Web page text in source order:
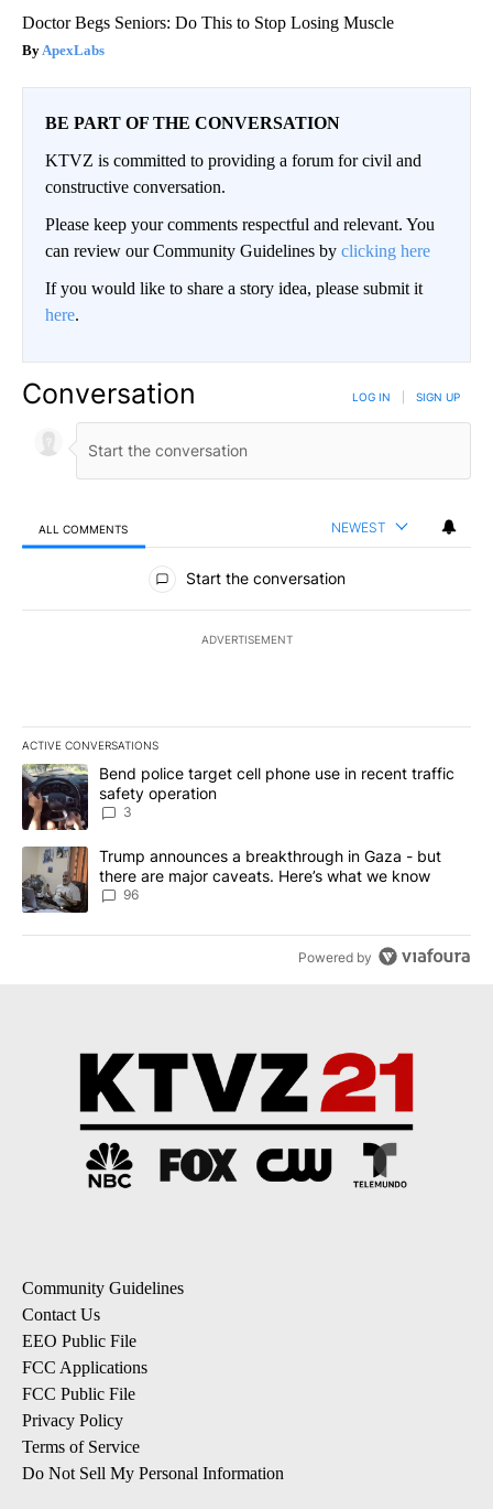
Doctor Begs Seniors: Do This to Stop Losing Muscle
ApexLabs
BE PART OF THE CONVERSATION
KTVZ is committed to providing a forum for civil and
constructive conversation.
Please keep your comments respectful and relevant. You
can review our Community Guidelines by clicking here
If you would like to share a story idea, please submit it
here.
Conversation LOG IN SIGN UP
ALL COMMENTS NEWEST
All Comments
Start the conversation
ADVERTISEMENT
ACTIVE CONVERSATIONS
The following is a list of the most commented articles in the last
A trending article titled "Bend police target cell phone use in
Bend police target cell phone use in recent traffic
safety operation
3
A trending article titled "Trump announces a breakthrough in
Trump announces a breakthrough in Gaza - but
there are major caveats. Here’s what we know
96
Powered by
Community Guidelines
Contact Us
EEO Public File
FCC Applications
FCC Public File
Privacy Policy
Terms of Service
Do Not Sell My Personal Information